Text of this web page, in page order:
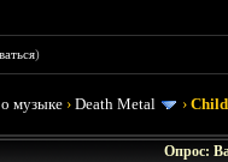
)
музыке ›Death Metal ›
Опрос: